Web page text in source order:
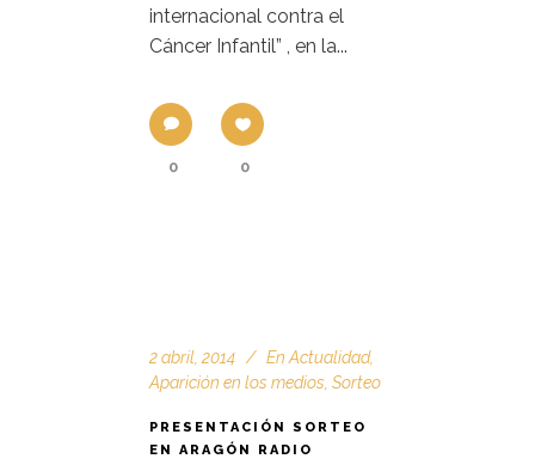
internacional contra el
Cáncer Infantil” , en la...
0 0
2 abril, 2014 En Actualidad,
Aparición en los medios Sorteo
PRESENTACIÓN SORTEO
EN ARAGÓN RADIO